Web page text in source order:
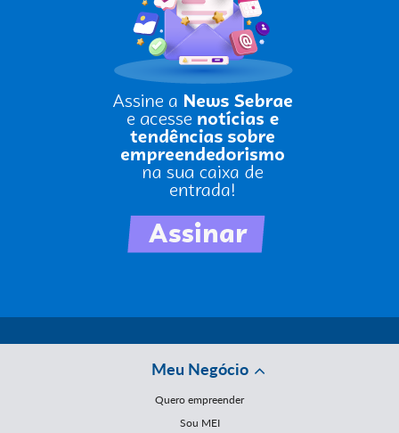
Meu Negócio
Quero empreender
Sou MEI